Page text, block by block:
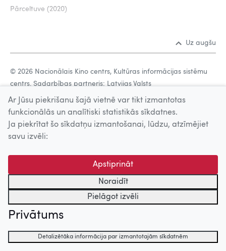
Pārceltuve (2020)
Uz augšu
© 2026 Nacionālais Kino centrs, Kultūras informācijas sistēmu
centrs. Sadarbības partneris: Latvijas Valsts
kinofotofonodokumentu arhīvs.
Ar Jūsu piekrišanu šajā vietnē var tikt izmantotas
funkcionālās un analītiski statistikās sīkdatnes.
Ja piekrītat šo sīkdatņu izmantošanai, lūdzu, atzīmējiet
savu izvēli:
Apstiprināt
Noraidīt
Pielāgot izvēli
Privātums
Detalizētāka informācija par izmantotajām sīkdatnēm